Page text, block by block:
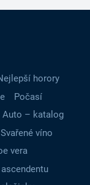
horory
Počasí
Auto – katalog
Svařené víno
vera